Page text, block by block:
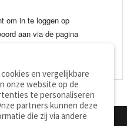
om in te loggen op
aan via de pagina
en vergelijkbare
onze website op de
te personaliseren
partners kunnen deze
die zij via andere